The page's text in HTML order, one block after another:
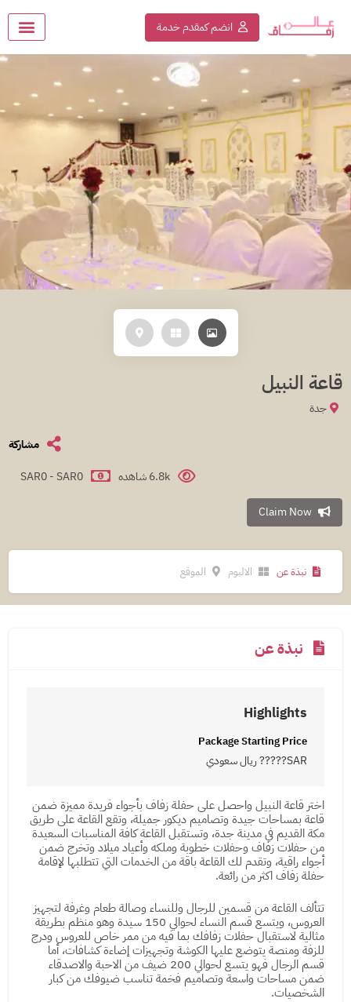
انضم كمقدم خدمة
قاعة النبيل
جدة
مشاركة
SAR0 - SAR0
6.8k شاهده
Claim Now
نبذة عن الالبوم الموقع
نبذة عن
Highlights
Package Starting Price
SAR????? ريال سعودي
اختر قاعة النبيل واحصل على حفلة زفاف بأجواء فريدة مميزة ضمن
قاعة بمساحات جيدة وتصاميم ديكور جميلة، وتقع القاعة على طريق
مكة القديم في مدينة جدة، وتستقبل القاعة كافة المناسبات السعيدة
من حفلات زفاف وحفلات خطوبة وملكه وأعياد ميلاد وتخرج ضمن
أجواء راقية، وتقدم لك القاعة باقة من الخدمات التي تتطلبها لإقامة
حفلة زفاف اكثر من رائعة.
تتألف القاعة من قسمين للرجال وللنساء وصالة طعام وغرفة لتجهيز
العروس، ويتسع قسم النساء لحوالي 150 سيدة وهو منظم بطريقة
مثالية لاستقبال حفلات زفافك بما فيه من ممر خاص للعروس ودرج
للزفة ومنصة يتوضع عليها الكوشة وتجهيزات إضاءة كشافات، أما
قسم الرجال فهو يتسع لحوالي 200 ضيف من الاحبة والاصدقاء
ضمن مساحات واسعة وتصاميم فخمة تناسب ضيوفك من كبار
الشخصيات.